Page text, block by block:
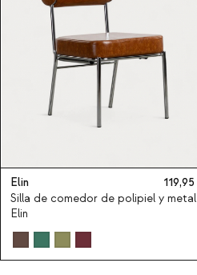
Elin
119,95
Silla de comedor de polipiel y metal
Elin